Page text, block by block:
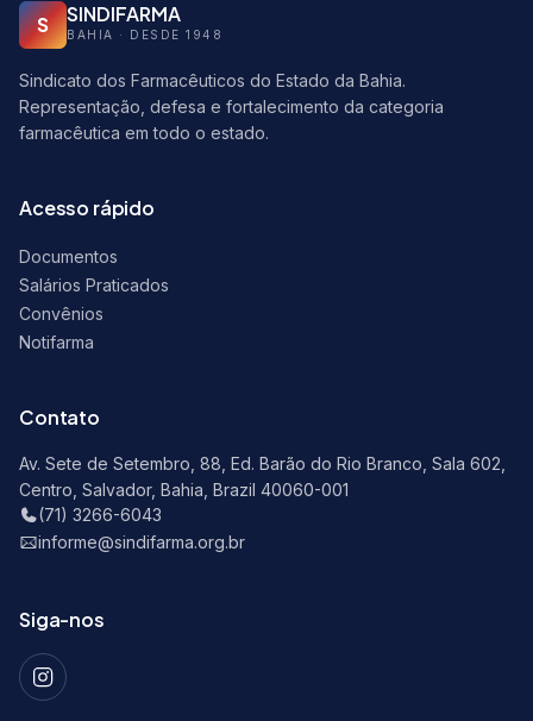
S SINDIFARMA
BAHIA · DESDE 1948
Sindicato dos Farmacêuticos do Estado da Bahia.
Representação, defesa e fortalecimento da categoria
farmacêutica em todo o estado.
Acesso rápido
Documentos
Salários Praticados
Convênios
Notifarma
Contato
Av. Sete de Setembro, 88, Ed. Barão do Rio Branco, Sala 602,
Centro, Salvador, Bahia, Brazil 40060-001
(71) 3266-6043
informe@sindifarma.org.br
Siga-nos